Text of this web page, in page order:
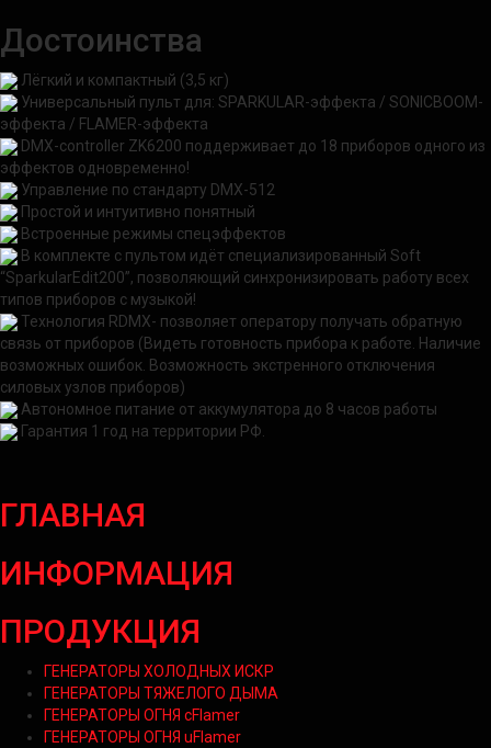
Достоинства
Лёгкий и компактный (3,5 кг)
Универсальный пульт для: SPARKULAR-эффекта / SONICBOOM-
эффекта / FLAMER-эффекта
DMX-controller ZK6200 поддерживает до 18 приборов одного из
эффектов одновременно!
Управление по стандарту DMX-512
Простой и интуитивно понятный
Встроенные режимы спецэффектов
В комплекте с пультом идёт специализированный Soft
“SparkularEdit200”, позволяющий синхронизировать работу всех
типов приборов с музыкой!
Технология RDMX- позволяет оператору получать обратную
связь от приборов (Видеть готовность прибора к работе. Наличие
возможных ошибок. Возможность экстренного отключения
силовых узлов приборов)
Автономное питание от аккумулятора до 8 часов работы
Гарантия 1 год на территории РФ.
ГЛАВНАЯ
ИНФОРМАЦИЯ
ПРОДУКЦИЯ
ГЕНЕРАТОРЫ ХОЛОДНЫХ ИСКР
ГЕНЕРАТОРЫ ТЯЖЕЛОГО ДЫМА
ГЕНЕРАТОРЫ ОГНЯ cFlamer
ГЕНЕРАТОРЫ ОГНЯ uFlamer